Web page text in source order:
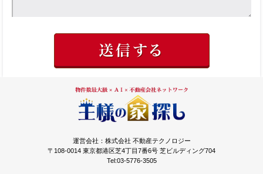
運営会社：株式会社 不動産テクノロジー
〒108-0014 東京都港区芝4丁目7番6号 芝ビルディング704
Tel:03-5776-3505